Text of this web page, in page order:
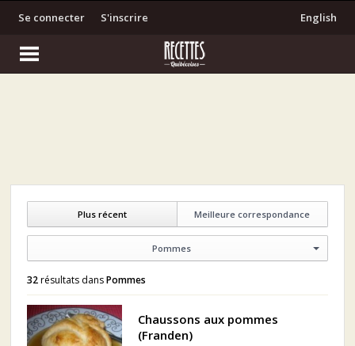
S'inscrire
Se connecter English
Meilleure correspondance
Plus récent
Pommes
32résultats dansPommes
Chaussons aux pommes
(Franden)